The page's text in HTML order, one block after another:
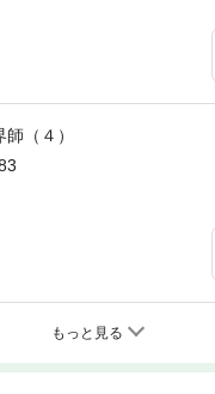
師（４）
もっと見る